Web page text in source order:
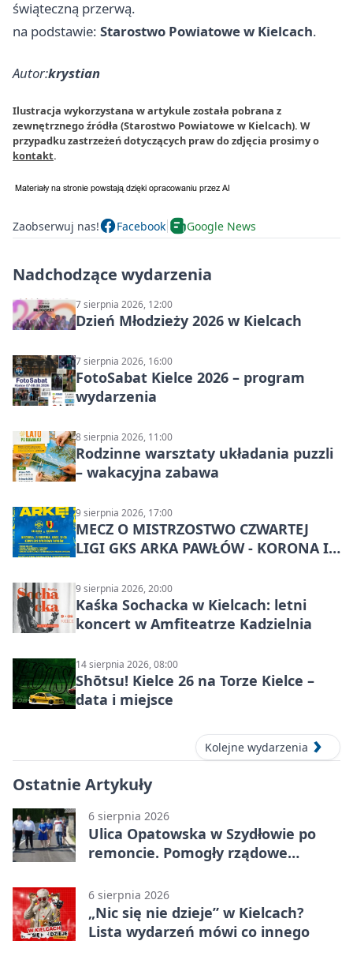
świąteczną przerwą.
na podstawie: Starostwo Powiatowe w Kielcach.
Autor:krystian
Ilustracja wykorzystana w artykule została pobrana z
zewnętrznego źródła (Starostwo Powiatowe w Kielcach). W
przypadku zastrzeżeń dotyczących praw do zdjęcia prosimy o
kontakt.
Zaobserwuj nas! Facebook Google News
Nadchodzące wydarzenia
7 sierpnia 2026, 12:00
Dzień Młodzieży 2026 w Kielcach
7 sierpnia 2026, 16:00
FotoSabat Kielce 2026 – program
wydarzenia
8 sierpnia 2026, 11:00
Rodzinne warsztaty układania puzzli
– wakacyjna zabawa
9 sierpnia 2026, 17:00
MECZ O MISTRZOSTWO CZWARTEJ
LIGI GKS ARKA PAWŁÓW - KORONA III
9 sierpnia 2026, 20:00
Kaśka Sochacka w Kielcach: letni
koncert w Amfiteatrze Kadzielnia
14 sierpnia 2026, 08:00
Shōtsu! Kielce 26 na Torze Kielce –
data i miejsce
Kolejne wydarzenia
Ostatnie Artykuły
6 sierpnia 2026
Ulica Opatowska w Szydłowie po
remoncie. Pomogły rządowe
6 sierpnia 2026
„Nic się nie dzieje” w Kielcach?
Lista wydarzeń mówi co innego